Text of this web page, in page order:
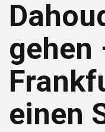
gehen
einen